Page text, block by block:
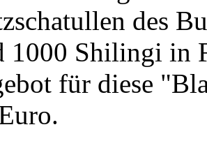
des
1000 Shilingi in
für diese